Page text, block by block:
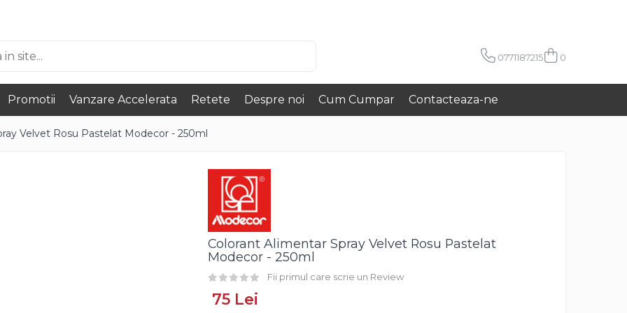
0771187215 0
Promotii Vanzare Accelerata Retete Despre noi Cum Cumpar Contacteaza-ne
Velvet Rosu Pastelat Modecor - 250ml
Colorant Alimentar Spray Velvet Rosu Pastelat
Modecor - 250ml
Fii primul care scrie un Review
75 Lei